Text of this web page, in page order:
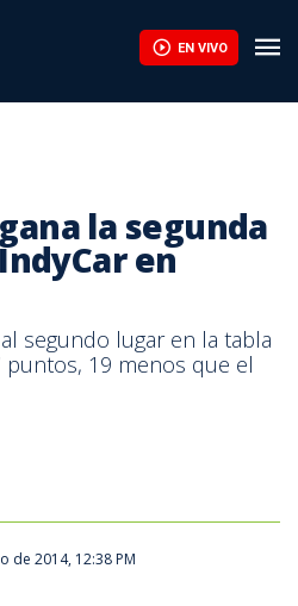
EN VIVO
la segunda
en
segundo lugar en la tabla
19 menos que el
de 2014, 12:38 PM